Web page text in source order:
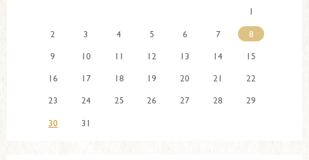
1
2
3 4 5 6 7
8
9
10 11 12 13 14
15
16
17 18 19 20 21
22
23
24 25 26 27 28
29
30
31